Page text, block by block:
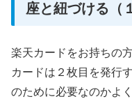
座と紐づける（
楽天カードをお持ちの
カードは２枚目を発行
のために必要なのかよ